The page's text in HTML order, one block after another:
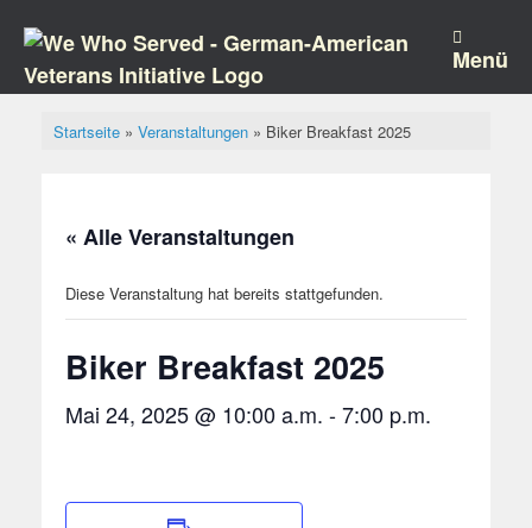
Inhalt
springen
Menü
Startseite» Veranstaltungen» Biker Breakfast 2025
« Alle Veranstaltungen
Diese Veranstaltung hat bereits stattgefunden.
Biker Breakfast 2025
Mai 24, 2025 @ 10:00 a.m. -7:00 p.m.